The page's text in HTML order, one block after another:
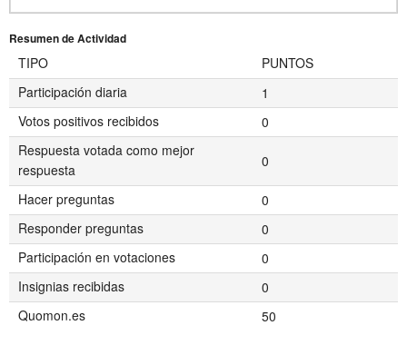
Resumen de Actividad
TIPO
PUNTOS
Participación diaria
1
Votos positivos recibidos
0
Respuesta votada como mejor
respuesta
0
Hacer preguntas
0
Responder preguntas
0
Participación en votaciones
0
Insignias recibidas
0
Quomon.es
50